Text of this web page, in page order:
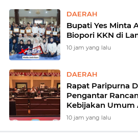
DAERAH
Bupati Yes Minta
Biopori KKN di
10 jam yang lalu
DAERAH
Rapat Paripurna
Pengantar
Kebijakan Umum
perubahan
10 jam yang lalu